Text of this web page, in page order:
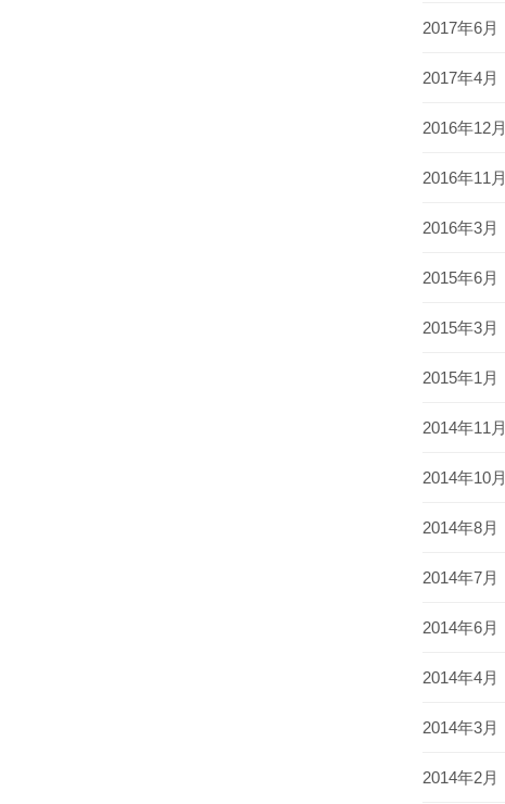
2017年6月
2017年4月
2016年12月
2016年11月
2016年3月
2015年6月
2015年3月
2015年1月
2014年11月
2014年10月
2014年8月
2014年7月
2014年6月
2014年4月
2014年3月
2014年2月